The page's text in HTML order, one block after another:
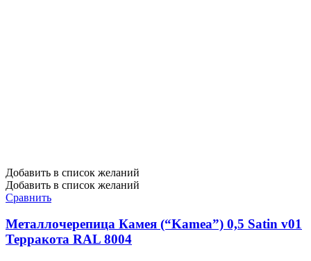
Добавить в список желаний
Добавить в список желаний
Сравнить
Металлочерепица Камея (“Kamea”) 0,5 Satin v01
Терракота RAL 8004